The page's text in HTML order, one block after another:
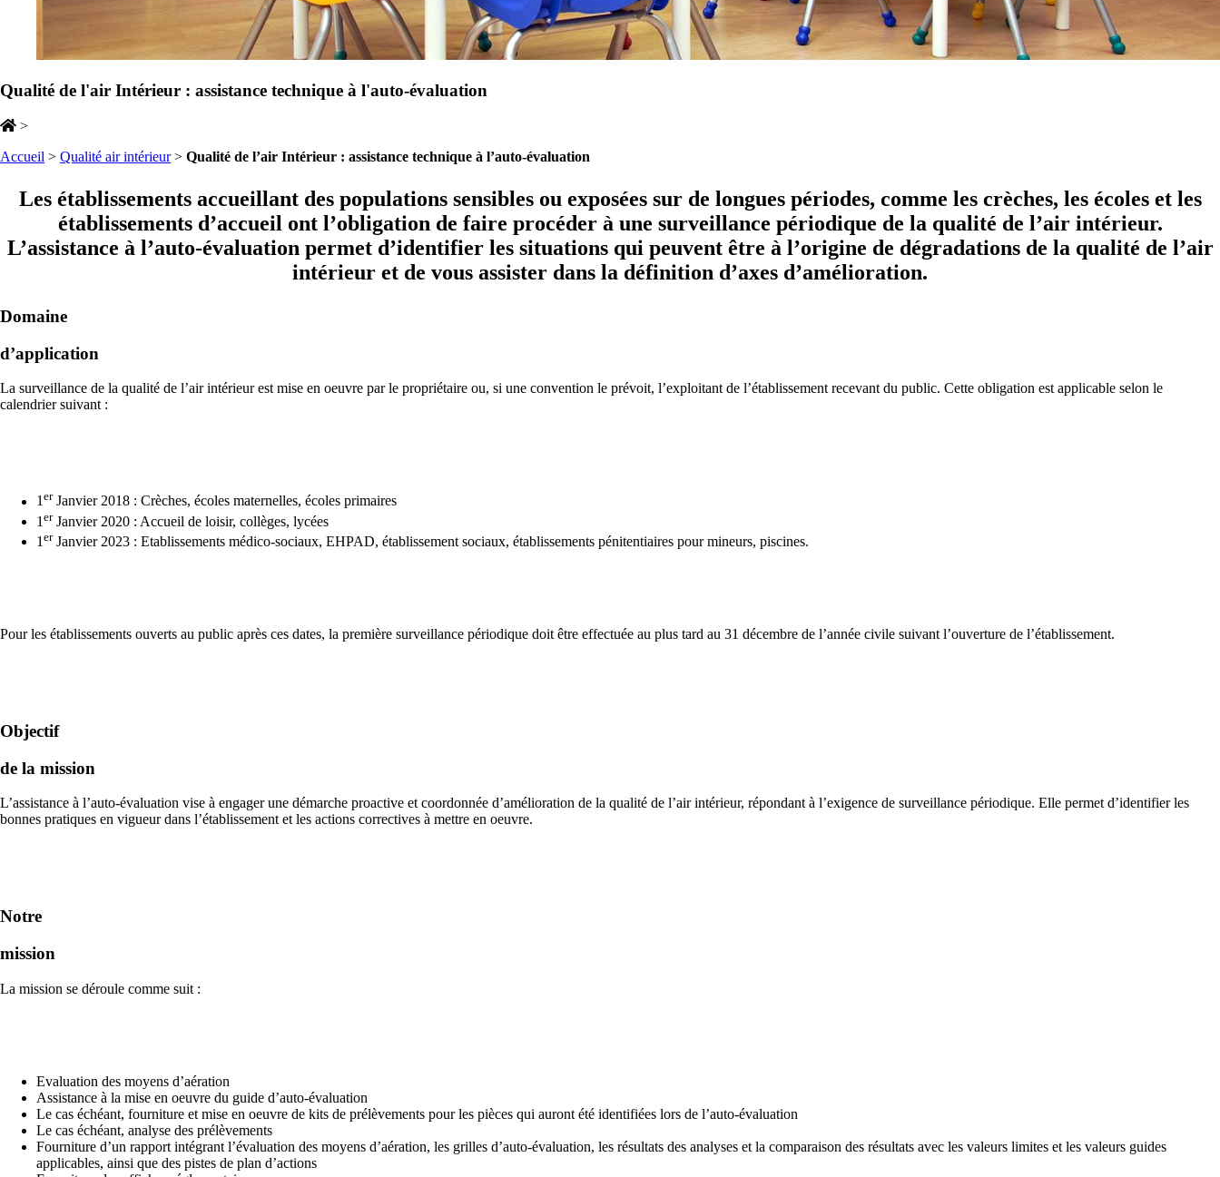
Qualité de l'air Intérieur : assistance technique à l'auto-évaluation
>
Accueil > Qualité air intérieur> Qualité de l’air Intérieur : assistance technique à l’auto-évaluation
Les établissements accueillant des populations sensibles ou exposées sur de longues périodes, comme les crèches, les écoles et les
établissements d’accueil ont l’obligation de faire procéder à une surveillance périodique de la qualité de l’air intérieur.
L’assistance à l’auto-évaluation permet d’identifier les situations qui peuvent être à l’origine de dégradations de la qualité de l’air
intérieur et de vous assister dans la définition d’axes d’amélioration.
Domaine
d’application
La surveillance de la qualité de l’air intérieur est mise en oeuvre par le propriétaire ou, si une convention le prévoit, l’exploitant de l’établissement recevant du public. Cette obligation est applicable selon le
calendrier suivant :
1erJanvier 2018 : Crèches, écoles maternelles, écoles primaires
1 erJanvier 2020 : Accueil de loisir, collèges, lycées
1 erJanvier 2023 : Etablissements médico-sociaux, EHPAD, établissement sociaux, établissements pénitentiaires pour mineurs, piscines.
Pour les établissements ouverts au public après ces dates, la première surveillance périodique doit être effectuée au plus tard au 31 décembre de l’année civile suivant l’ouverture de l’établissement.
Objectif
de la mission
L’assistance à l’auto-évaluation vise à engager une démarche proactive et coordonnée d’amélioration de la qualité de l’air intérieur, répondant à l’exigence de surveillance périodique. Elle permet d’identifier les
bonnes pratiques en vigueur dans l’établissement et les actions correctives à mettre en oeuvre.
Notre
mission
La mission se déroule comme suit :
Evaluation des moyens d’aération
Assistance à la mise en oeuvre du guide d’auto-évaluation
Le cas échéant, fourniture et mise en oeuvre de kits de prélèvements pour les pièces qui auront été identifiées lors de l’auto-évaluation
Le cas échéant, analyse des prélèvements
Fourniture d’un rapport intégrant l’évaluation des moyens d’aération, les grilles d’auto-évaluation, les résultats des analyses et la comparaison des résultats avec les valeurs limites et les valeurs guides
applicables, ainsi que des pistes de plan d’actions